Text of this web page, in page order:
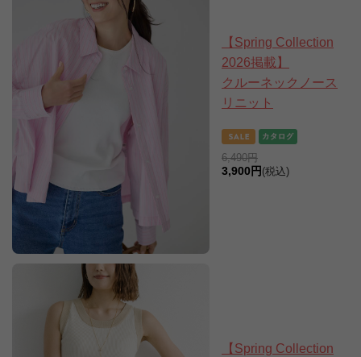
【Spring Collection
2026掲載】
クルーネックノース
リニット
6,490円
3,900円 (税込)
【Spring Collection